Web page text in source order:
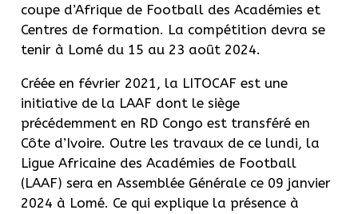
coupe d’Afrique de Football des Académies et
Centres de formation. La compétition devra se
tenir à Lomé du 15 au 23 août 2024.
Créée en février 2021, la LITOCAF est une
initiative de la LAAF dont le siège
précédemment en RD Congo est transféré en
Côte d’Ivoire. Outre les travaux de ce lundi, la
Ligue Africaine des Académies de Football
(LAAF) sera en Assemblée Générale ce 09 janvier
2024 à Lomé. Ce qui explique la présence à